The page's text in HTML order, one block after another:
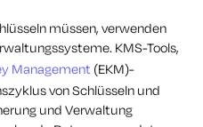
müssen, verwenden
KMS-Tools,
Management (EKM)-
von Schlüsseln und
und Verwaltung